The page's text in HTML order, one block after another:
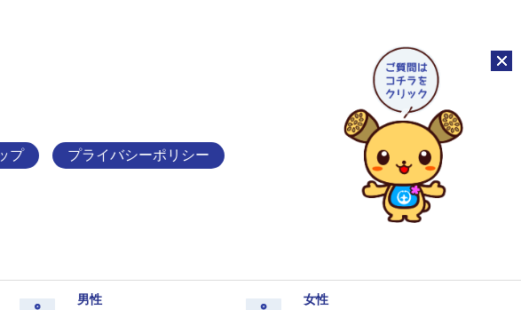
プ プライバシーポリシー
チャ